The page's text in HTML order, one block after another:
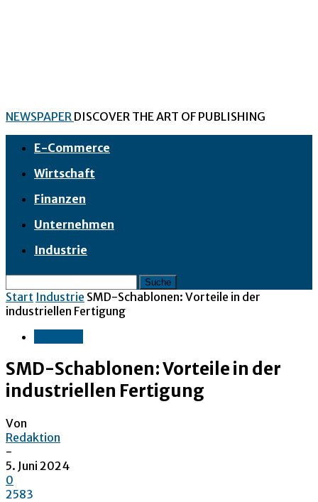
NEWSPAPER DISCOVER THE ART OF PUBLISHING
E-Commerce
Wirtschaft
Finanzen
Unternehmen
Industrie
Start Industrie SMD-Schablonen: Vorteile in der
industriellen Fertigung
SMD-Schablonen: Vorteile in der
industriellen Fertigung
Von
Redaktion
-
5. Juni 2024
0
2583